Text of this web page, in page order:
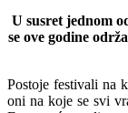
U susret jednom
se ove godine
Postoje festivali na
oni na koje se svi